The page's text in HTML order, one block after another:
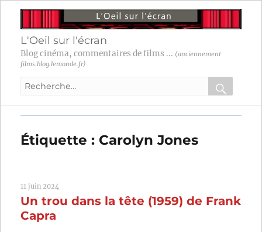
L'Oeil sur l'écran
Blog cinéma, commentaires de films ... (anciennement
films.blog.lemonde.fr)
Recherche
:
OK
Étiquette : Carolyn Jones
11 juin 2024
Un trou dans la tête (1959) de Frank
Capra